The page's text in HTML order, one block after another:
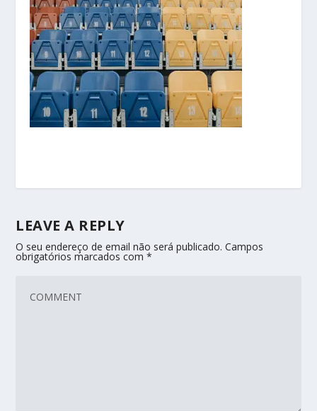
LEAVE A REPLY
O seu endereço de email não será publicado. Campos
obrigatórios marcados com*